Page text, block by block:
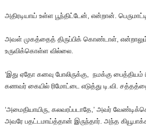
அதிரடியாய் உள்ள பூந்திட்டேன் என்றான்
அவள் முகத்தைத் திருப்பிக் கொண்டாள்
உருவிக்கொள்ள வில்லை
‘இது ஏதோ கனவு போலிருக்கு நமக்கு பைத்தியம்
கணவர் கையில் ரிமோட்டை எடுத்து டி வி
‘அமைதியாயிரு கலவரப்படாதே ,’ அவர்
அவரே பதட்டமாய்த்தான் இருந்தார் அந்த